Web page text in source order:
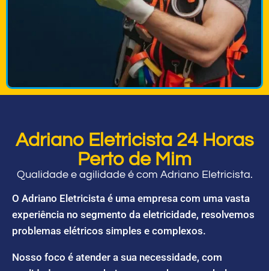
Adriano Eletricista 24 Horas
Perto de Mim
Qualidade e agilidade é com Adriano Eletricista.
O Adriano Eletricista é uma empresa com uma vasta
experiência no segmento da eletricidade, resolvemos
problemas elétricos simples e complexos.
Nosso foco é atender a sua necessidade, com